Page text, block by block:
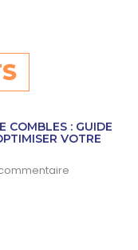
COMBLES : GUIDE
VOTRE